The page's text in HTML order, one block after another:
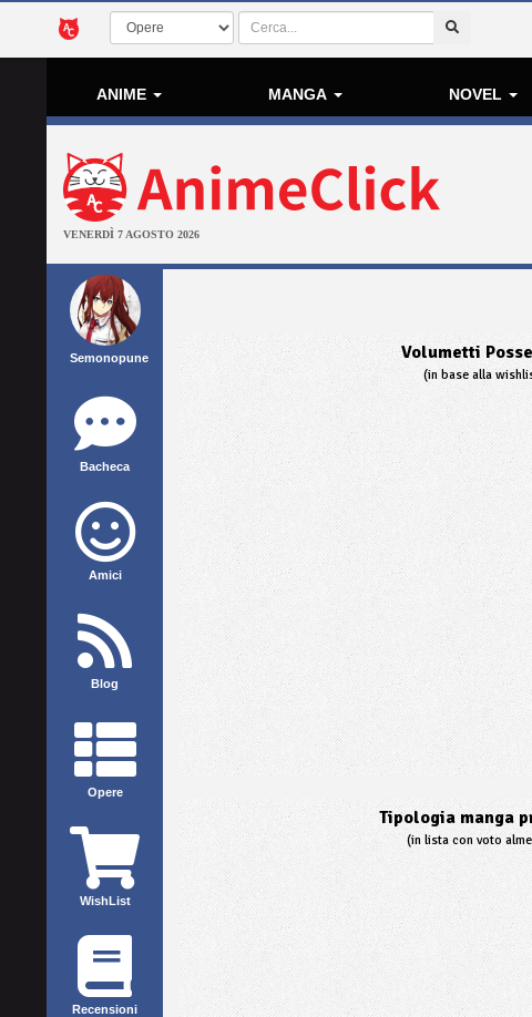
ANIME MANGA NOVEL
VENERDÌ 7 AGOSTO 2026
Semonopune
Bacheca
Amici
Blog
Opere
WishList
Recensioni
Volumetti
(in base alla
Tipologia manga
(in lista con voto